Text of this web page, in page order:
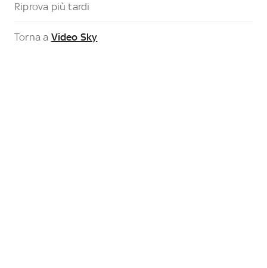
Riprova più tardi
Torna a Video Sky